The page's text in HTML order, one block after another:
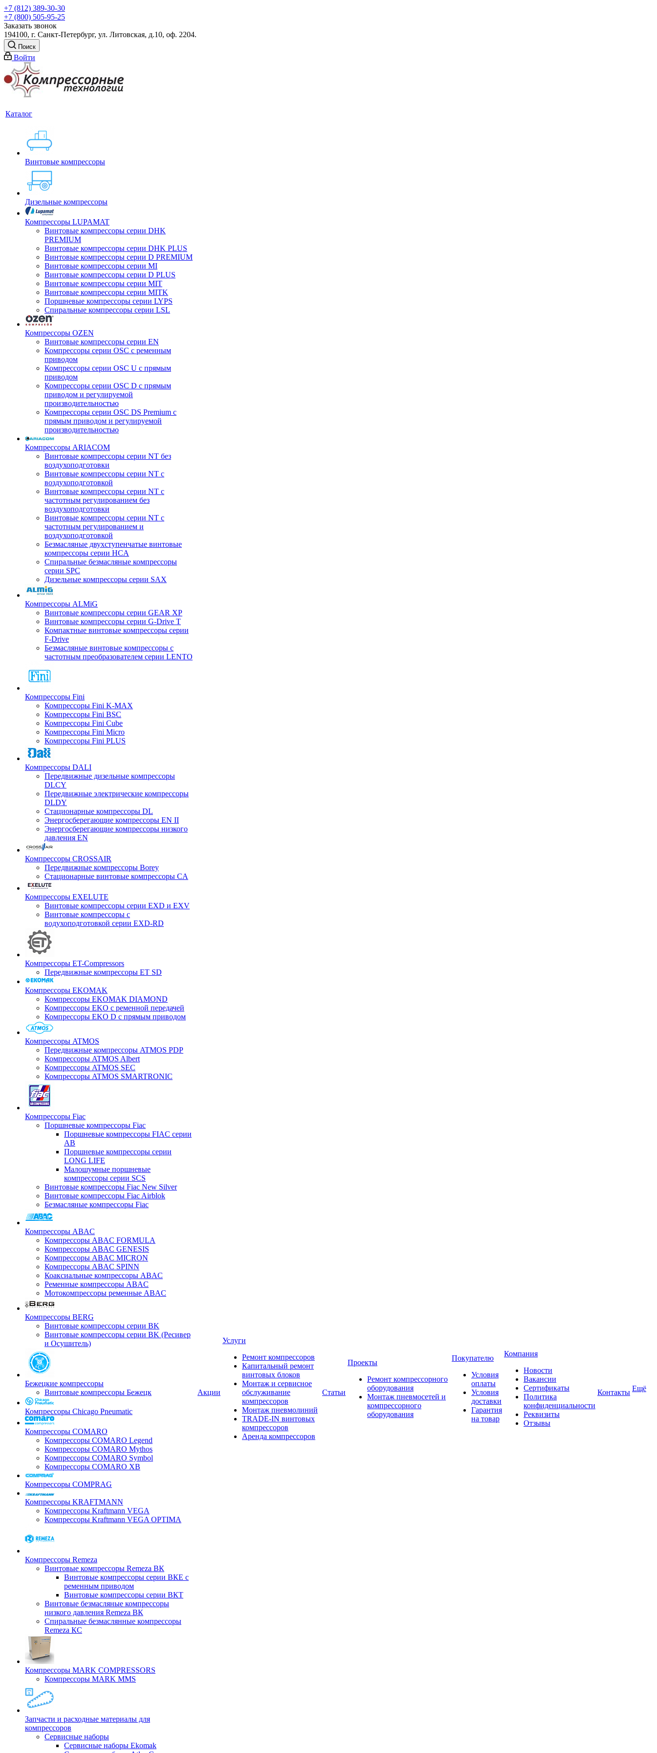
+7 (812) 389-30-30
+7 (800) 505-95-25
Заказать звонок
194100, г. Санкт-Петербург, ул. Литовская, д.10, оф. 2204.
Поиск
Войти
Каталог
Винтовые компрессоры
Дизельные компрессоры
Компрессоры LUPAMAT
Винтовые компрессоры серии DHK
PREMIUM
Винтовые компрессоры серии DHK PLUS
Винтовые компрессоры серии D PREMIUM
Винтовые компрессоры серии MI
Винтовые компрессоры серии D PLUS
Винтовые компрессоры серии MIT
Винтовые компрессоры серии MITK
Поршневые компрессоры серии LYPS
Спиральные компрессоры серии LSL
Компрессоры OZEN
Винтовые компрессоры серии EN
Компрессоры серии OSC с ременным
приводом
Компрессоры серии OSC U с прямым
приводом
Компрессоры серии OSC D с прямым
приводом и регулируемой
производительностью
Компрессоры серии OSC DS Premium с
прямым приводом и регулируемой
производительностью
Компрессоры ARIACOM
Винтовые компрессоры серии NT без
воздухоподготовки
Винтовые компрессоры серии NT c
воздухоподготовкой
Винтовые компрессоры серии NT с
частотным регулированием без
воздухоподготовки
Винтовые компрессоры серии NT с
частотным регулированием и
воздухоподготовкой
Безмасляные двухступенчатые винтовые
компрессоры серии HCA
Спиральные безмасляные компрессоры
серии SPC
Дизельные компрессоры серии SAX
Компрессоры ALMiG
Винтовые компрессоры серии GEAR XP
Винтовые компрессоры серии G-Drive T
Компактные винтовые компрессоры серии
F-Drive
Безмасляные винтовые компрессоры с
частотным преобразователем серии LENTO
Компрессоры Fini
Компрессоры Fini K-MAX
Компрессоры Fini BSC
Компрессоры Fini Cube
Компрессоры Fini Micro
Компрессоры Fini PLUS
Компрессоры DALI
Передвижные дизельные компрессоры
DLCY
Передвижные электрические компрессоры
DLDY
Стационарные компрессоры DL
Энергосберегающие компрессоры EN II
Энергосберегающие компрессоры низкого
давления EN
Компрессоры CROSSAIR
Передвижные компрессоры Borey
Стационарные винтовые компрессоры CA
Компрессоры EXELUTE
Винтовые компрессоры серии EXD и EXV
Винтовые компрессоры с
водухоподготовкой серии EXD-RD
Компрессоры ET-Compressors
Передвижные компрессоры ET SD
Компрессоры EKOMAK
Компрессоры EKOMAK DIAMOND
Компрессоры EKO c ременной передачей
Компрессоры EKO D с прямым приводом
Компрессоры ATMOS
Передвижные компрессоры ATMOS PDP
Компрессоры ATMOS Albert
Компрессоры ATMOS SEC
Компрессоры ATMOS SMARTRONIC
Компрессоры Fiac
Поршневые компрессоры Fiac
Поршневые компрессоры FIAC серии
AB
Поршневые компрессоры серии
LONG LIFE
Малошумные поршневые
компрессоры серии SCS
Винтовые компрессоры Fiac New Silver
Винтовые компрессоры Fiac Airblok
Безмасляные компрессоры Fiac
Компрессоры ABAC
Компрессоры ABAC FORMULA
Компрессоры ABAC GENESIS
Компрессоры ABAC MICRON
Компрессоры ABAC SPINN
Коаксиальные компрессоры ABAC
Ременные компрессоры ABAC
Мотокомпрессоры ременные ABAC
Компрессоры BERG
Винтовые компрессоры серии BK
Винтовые компрессоры серии BK (Ресивер
и Осушитель)
Бежецкие компрессоры
Винтовые компрессоры Бежецк
Компрессоры Chicago Pneumatic
Компрессоры COMARO
Компрессоры COMARO Legend
Компрессоры COMARO Mythos
Компрессоры COMARO Symbol
Компрессоры COMARO XB
Компрессоры COMPRAG
Компрессоры KRAFTMANN
Компрессоры Kraftmann VEGA
Компрессоры Kraftmann VEGA OPTIMA
Компрессоры Remeza
Винтовые компрессоры Remeza ВК
Винтовые компрессоры серии ВКЕ с
ременным приводом
Винтовые компрессоры серии ВКТ
Винтовые безмасляные компрессоры
низкого давления Remeza ВК
Спиральные безмаслянные компрессоры
Remeza КС
Компрессоры MARK COMPRESSORS
Компрессоры MARK MMS
Запчасти и расходные материалы для
компрессоров
Cервисные наборы
Сервисные наборы Ekomak
Акции
Услуги
Ремонт компрессоров
Капитальный ремонт
винтовых блоков
Монтаж и сервисное
обслуживание
компрессоров
Монтаж пневмолиний
TRADE-IN винтовых
компрессоров
Аренда компрессоров
Статьи
Проекты
Ремонт компрессорного
оборудования
Монтаж пневмосетей и
компрессорного
оборудования
Покупателю
Условия
оплаты
Условия
доставки
Гарантия
на товар
Компания
Новости
Вакансии
Сертификаты
Политика
конфиденциальности
Реквизиты
Отзывы
Контакты Ещё